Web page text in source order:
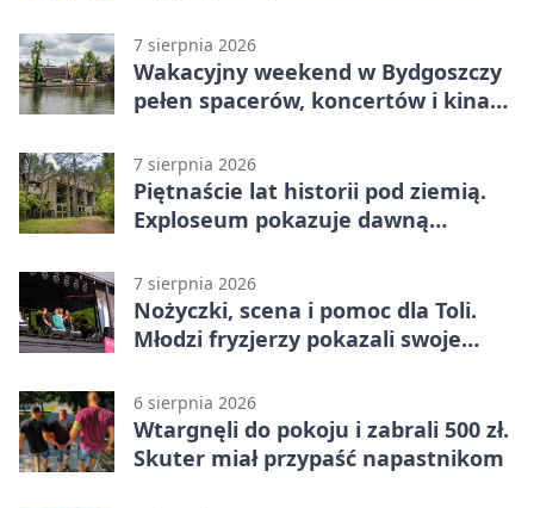
7 sierpnia 2026
Wakacyjny weekend w Bydgoszczy
pełen spacerów, koncertów i kina
7 sierpnia 2026
Piętnaście lat historii pod ziemią.
Exploseum pokazuje dawną
7 sierpnia 2026
Nożyczki, scena i pomoc dla Toli.
Młodzi fryzjerzy pokazali swoje
6 sierpnia 2026
Wtargnęli do pokoju i zabrali 500 zł.
Skuter miał przypaść napastnikom